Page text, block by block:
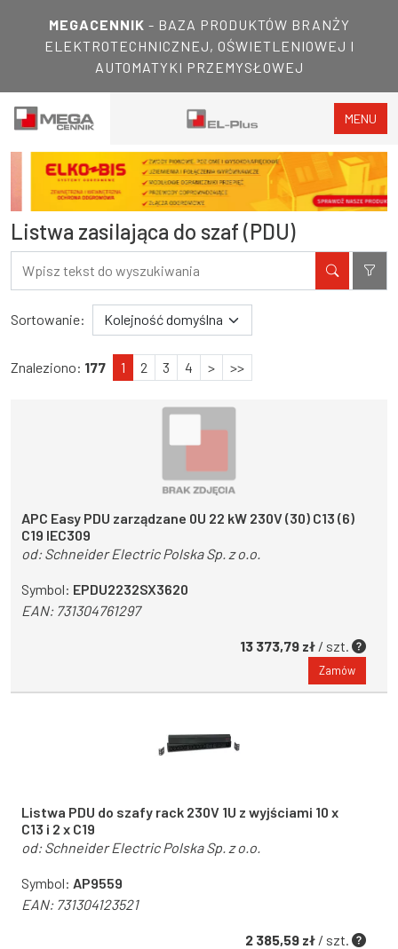
MEGACENNIK - BAZA PRODUKTÓW BRANŻY
ELEKTROTECHNICZNEJ, OŚWIETLENIOWEJ I
AUTOMATYKI PRZEMYSŁOWEJ
MENU
Listwa zasilająca do szaf (PDU)
Filtry
Wyniki wyszukiwania
Sortowanie:
Znaleziono: 177 1 2 3 4 > >>
APC Easy PDU zarządzane 0U 22 kW 230V (30) C13 (6)
C19 IEC309
od:Schneider Electric Polska Sp. z o.o.
Symbol: EPDU2232SX3620
EAN: 731304761297
13 373,79 zł / szt.
Zamów
Listwa PDU do szafy rack 230V 1U z wyjściami 10 x
C13 i 2 x C19
od:Schneider Electric Polska Sp. z o.o.
Symbol: AP9559
EAN: 731304123521
2 385,59 zł / szt.